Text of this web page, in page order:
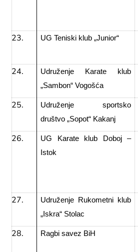
UG Teniski klub „Junior“
Udruženje Karate klub
„Sambon“ Vogošća
Udruženje sportsko
društvo „Sopot“ Kakanj
UG Karate klub Doboj –
Istok
Udruženje Rukometni klub
„Iskra“ Stolac
Ragbi savez BiH